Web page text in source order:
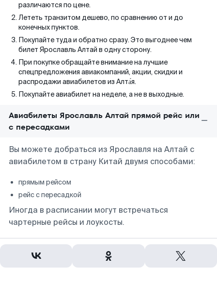
различаются по цене.
Лететь транзитом дешево, по сравнению от и до
конечных пунктов.
Покупайте туда и обратно сразу. Это выгоднее чем
билет Ярославль Алтай в одну сторону.
При покупке обращайте внимание на лучшие
спецпредложения авиакомпаний, акции, скидки и
распродажи авиабилетов из Алта́я.
Покупайте авиабилет на неделе, а не в выходные.
Авиабилеты Ярославль Алтай прямой рейс или
с пересадками
Вы можете добраться из Ярославля на Алтай с
авиабилетом в страну Китай двумя способами:
прямым рейсом
рейс с пересадкой
Иногда в расписании могут встречаться
чартерные рейсы и лоукосты.